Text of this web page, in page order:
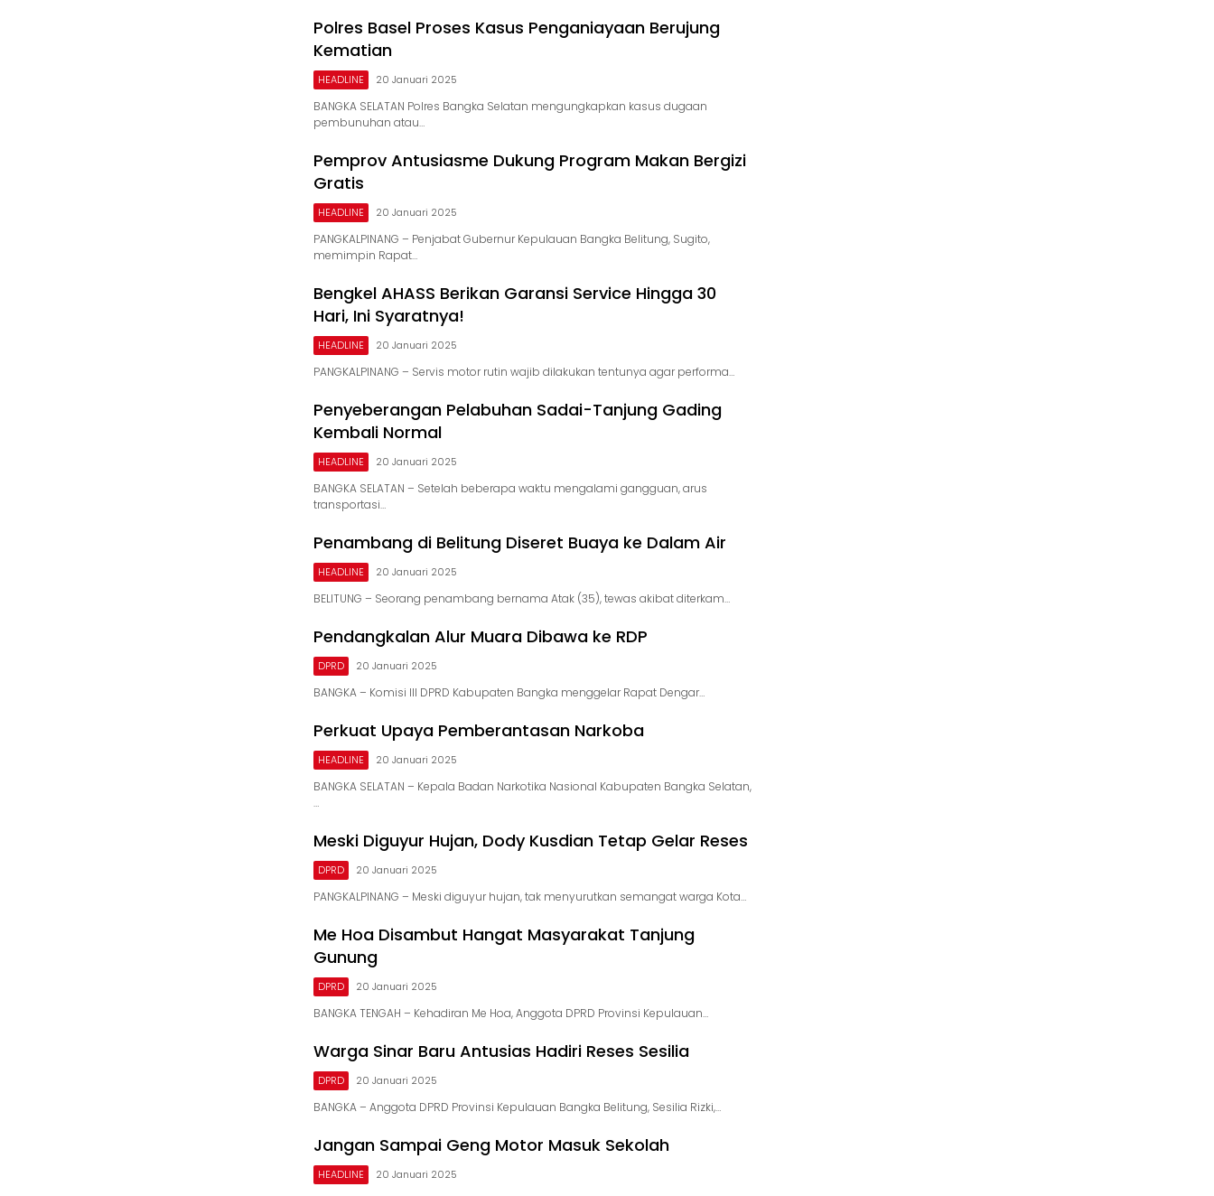
Polres Basel Proses Kasus Penganiayaan Berujung
Kematian
HEADLINE 20 Januari 2025
BANGKA SELATAN Polres Bangka Selatan mengungkapkan kasus dugaan
pembunuhan atau…
Pemprov Antusiasme Dukung Program Makan Bergizi
Gratis
HEADLINE 20 Januari 2025
PANGKALPINANG – Penjabat Gubernur Kepulauan Bangka Belitung, Sugito,
memimpin Rapat…
Bengkel AHASS Berikan Garansi Service Hingga 30
Hari, Ini Syaratnya!
HEADLINE 20 Januari 2025
PANGKALPINANG – Servis motor rutin wajib dilakukan tentunya agar performa…
Penyeberangan Pelabuhan Sadai-Tanjung Gading
Kembali Normal
HEADLINE 20 Januari 2025
BANGKA SELATAN – Setelah beberapa waktu mengalami gangguan, arus
transportasi…
Penambang di Belitung Diseret Buaya ke Dalam Air
HEADLINE 20 Januari 2025
BELITUNG – Seorang penambang bernama Atak (35), tewas akibat diterkam…
Pendangkalan Alur Muara Dibawa ke RDP
DPRD 20 Januari 2025
BANGKA – Komisi III DPRD Kabupaten Bangka menggelar Rapat Dengar…
Perkuat Upaya Pemberantasan Narkoba
HEADLINE 20 Januari 2025
BANGKA SELATAN – Kepala Badan Narkotika Nasional Kabupaten Bangka Selatan,
…
Meski Diguyur Hujan, Dody Kusdian Tetap Gelar Reses
DPRD 20 Januari 2025
PANGKALPINANG – Meski diguyur hujan, tak menyurutkan semangat warga Kota…
Me Hoa Disambut Hangat Masyarakat Tanjung
Gunung
DPRD 20 Januari 2025
BANGKA TENGAH – Kehadiran Me Hoa, Anggota DPRD Provinsi Kepulauan…
Warga Sinar Baru Antusias Hadiri Reses Sesilia
DPRD 20 Januari 2025
BANGKA – Anggota DPRD Provinsi Kepulauan Bangka Belitung, Sesilia Rizki,…
Jangan Sampai Geng Motor Masuk Sekolah
HEADLINE 20 Januari 2025